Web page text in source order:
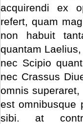
acquirendi ex
refert, quam
non habuit
quantam
nec Scipio
nec Crassus
omnis
est omnibusque
sibi. at